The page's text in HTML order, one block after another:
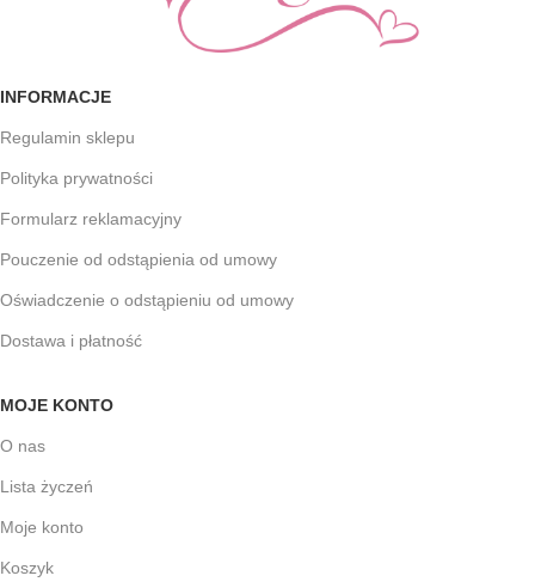
INFORMACJE
Regulamin sklepu
Polityka prywatności
Formularz reklamacyjny
Pouczenie od odstąpienia od umowy
Oświadczenie o odstąpieniu od umowy
Dostawa i płatność
MOJE KONTO
O nas
Lista życzeń
Moje konto
Koszyk